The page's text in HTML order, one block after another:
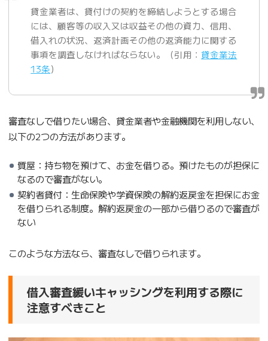
貸金業者は、貸付けの契約を締結しようとする場合
には、顧客等の収入又は収益その他の資力、信用、
借入れの状況、返済計画その他の返済能力に関する
事項を調査しなければならない。（引用：貸金業法
13条）
審査なしで借りたい場合、貸金業者や金融機関を利用しない、
以下の2つの方法があります。
質屋：持ち物を預けて、お金を借りる。預けたものが担保に
なるので審査がない。
契約者貸付：生命保険や学資保険の解約返戻金を担保にお金
を借りられる制度。解約返戻金の一部から借りるので審査が
ない
このような方法なら、審査なしで借りられます。
借入審査緩いキャッシングを利用する際に
注意すべきこと